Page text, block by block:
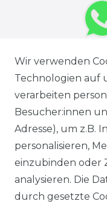
Wir verwenden
Technologien auf
verarbeiten
Besucher:innen
Adresse), um z.B.
personalisieren,
einzubinden oder
analysieren. Die
durch gesetzte